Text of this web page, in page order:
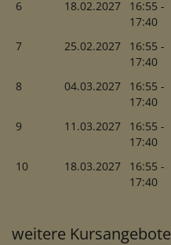
6 18.02.2027
16:55 -
17:40
7 25.02.2027
16:55 -
17:40
8 04.03.2027
16:55 -
17:40
9 11.03.2027
16:55 -
17:40
10 18.03.2027
16:55 -
17:40
weitere Kursangebote